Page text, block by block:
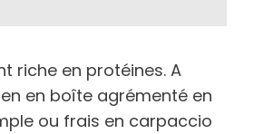
riche en protéines. A
en boîte agrémenté en
ou frais en carpaccio